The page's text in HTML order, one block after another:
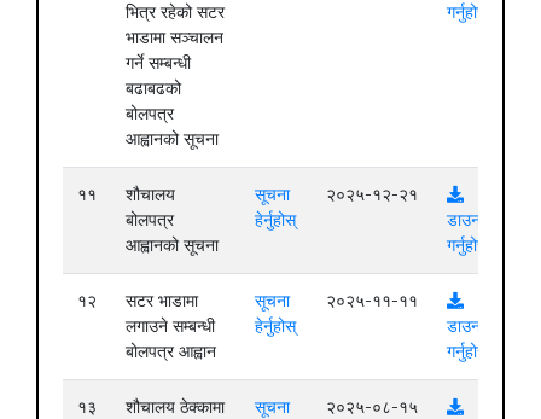
भित्र रहेको सटर
भाडामा सञ्चालन
गर्ने सम्बन्धी
बढाबढको
बोलपत्र
आह्वानको सूचना
गर्नुहोस्
११
शौचालय
बोलपत्र
आह्वानको सूचना
सूचना
हेर्नुहोस्
२०२५-१२-२१
डाउनलोड
गर्नुहोस्
१२
सटर भाडामा
लगाउने सम्बन्धी
बोलपत्र आह्वान
सूचना
हेर्नुहोस्
२०२५-११-११
डाउनलोड
गर्नुहोस्
१३
शौचालय ठेक्कामा
सूचना
२०२५-०८-१५